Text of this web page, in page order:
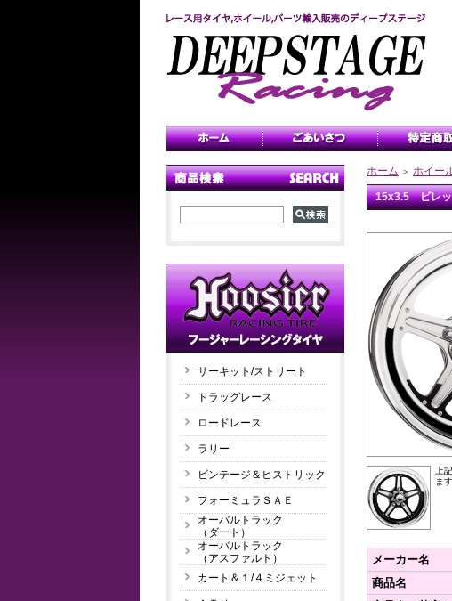
サーキット/ストリート
ドラッグレース
ロードレース
ラリー
ビンテージ＆ヒストリック
フォーミュラＳＡＥ
オーバルトラック
（ダート）
オーバルトラック
（アスファルト）
カート＆１/４ミジェット
ホーム ＞ ホイー
15x3.5 ビレッ
上
ます
メーカー名
商品名